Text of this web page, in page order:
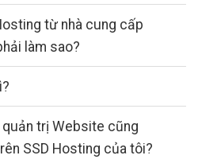
từ nhà cung cấp
làm sao?
trị Website cũng
SSD Hosting của tôi?